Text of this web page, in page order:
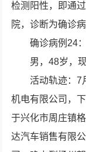
检测阳性，即通
院，诊断为确诊
确诊病例24：
男，48岁，
活动轨迹：7
机电有限公司，
于兴化市周庄镇
达汽车销售有限